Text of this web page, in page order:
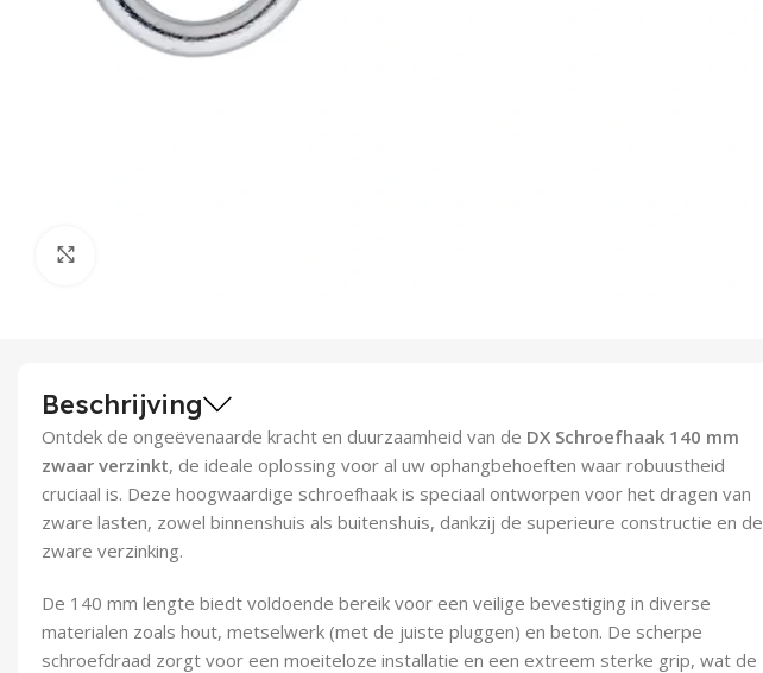
Beschrijving
Ontdek de ongeëvenaarde kracht en duurzaamheid van de DX Schroefhaak 140 mm
zwaar verzinkt, de ideale oplossing voor al uw ophangbehoeften waar robuustheid
cruciaal is. Deze hoogwaardige schroefhaak is speciaal ontworpen voor het dragen van
zware lasten, zowel binnenshuis als buitenshuis, dankzij de superieure constructie en de
zware verzinking.
De 140 mm lengte biedt voldoende bereik voor een veilige bevestiging in diverse
materialen zoals hout, metselwerk (met de juiste pluggen) en beton. De scherpe
schroefdraad zorgt voor een moeiteloze installatie en een extreem sterke grip, wat de